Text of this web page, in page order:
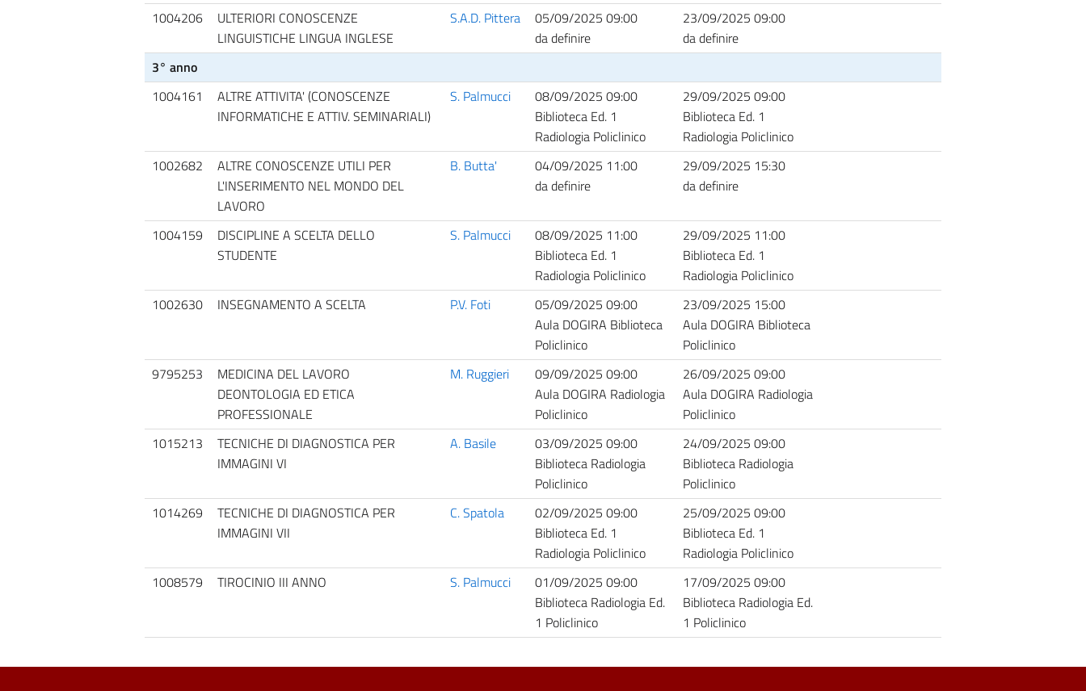
1004206
ULTERIORI CONOSCENZE
LINGUISTICHE LINGUA INGLESE
S.A.D. Pittera
05/09/2025 09:00
da definire
23/09/2025 09:00
da definire
3° anno
1004161
ALTRE ATTIVITA' (CONOSCENZE
INFORMATICHE E ATTIV. SEMINARIALI)
S. Palmucci
08/09/2025 09:00
Biblioteca Ed. 1
Radiologia Policlinico
29/09/2025 09:00
Biblioteca Ed. 1
Radiologia Policlinico
1002682
ALTRE CONOSCENZE UTILI PER
L'INSERIMENTO NEL MONDO DEL
LAVORO
B. Butta'
04/09/2025 11:00
da definire
29/09/2025 15:30
da definire
1004159
DISCIPLINE A SCELTA DELLO
STUDENTE
S. Palmucci
08/09/2025 11:00
Biblioteca Ed. 1
Radiologia Policlinico
29/09/2025 11:00
Biblioteca Ed. 1
Radiologia Policlinico
1002630
INSEGNAMENTO A SCELTA P.V. Foti
05/09/2025 09:00
Aula DOGIRA Biblioteca
Policlinico
23/09/2025 15:00
Aula DOGIRA Biblioteca
Policlinico
9795253
MEDICINA DEL LAVORO
DEONTOLOGIA ED ETICA
PROFESSIONALE
M. Ruggieri
09/09/2025 09:00
Aula DOGIRA Radiologia
Policlinico
26/09/2025 09:00
Aula DOGIRA Radiologia
Policlinico
1015213
TECNICHE DI DIAGNOSTICA PER
IMMAGINI VI
A. Basile
03/09/2025 09:00
Biblioteca Radiologia
Policlinico
24/09/2025 09:00
Biblioteca Radiologia
Policlinico
1014269
TECNICHE DI DIAGNOSTICA PER
IMMAGINI VII
C. Spatola
02/09/2025 09:00
Biblioteca Ed. 1
Radiologia Policlinico
25/09/2025 09:00
Biblioteca Ed. 1
Radiologia Policlinico
1008579
TIROCINIO III ANNO S. Palmucci
01/09/2025 09:00
Biblioteca Radiologia Ed.
1 Policlinico
17/09/2025 09:00
Biblioteca Radiologia Ed.
1 Policlinico